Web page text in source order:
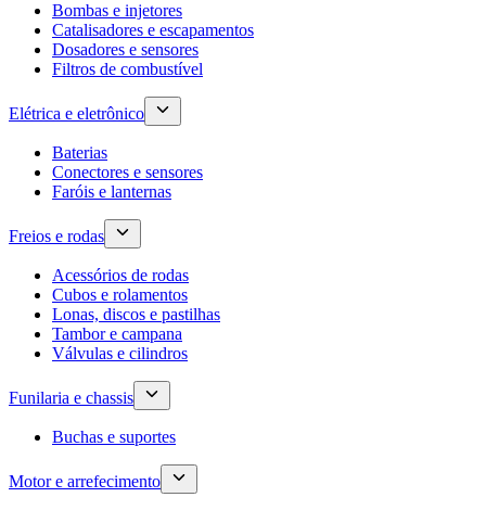
Bombas e injetores
Catalisadores e escapamentos
Dosadores e sensores
Filtros de combustível
Elétrica e eletrônico
Baterias
Conectores e sensores
Faróis e lanternas
Freios e rodas
Acessórios de rodas
Cubos e rolamentos
Lonas, discos e pastilhas
Tambor e campana
Válvulas e cilindros
Funilaria e chassis
Buchas e suportes
Motor e arrefecimento